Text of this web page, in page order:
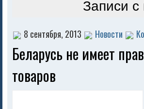
Записи с
8 сентября, 2013 Новости
Беларусь не имеет
товаров